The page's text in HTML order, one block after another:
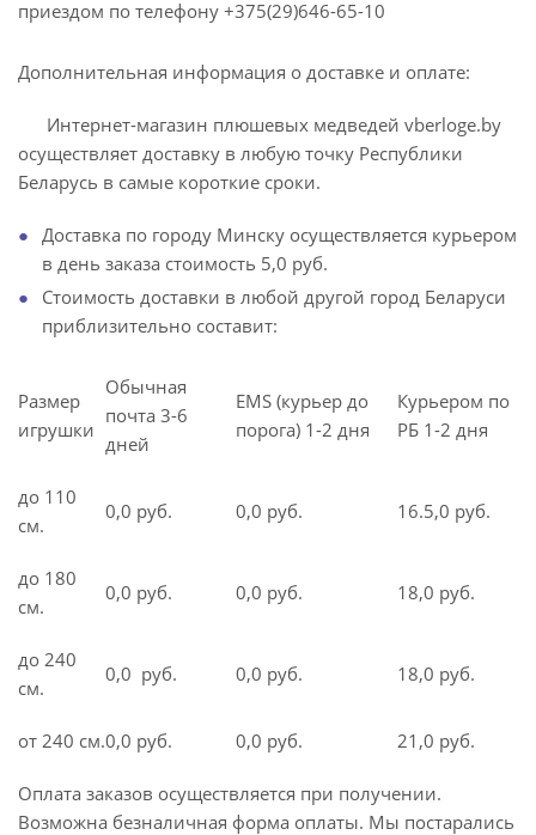
приездом по телефону +375(29)646-65-10
Дополнительная информация о доставке и оплате:
Интернет-магазин плюшевых медведей vberloge.by
осуществляет доставку в любую точку Республики
Беларусь в самые короткие сроки.
Доставка по городу Минску осуществляется курьером
в день заказа стоимость 5,0 руб.
Стоимость доставки в любой другой город Беларуси
приблизительно составит:
Размер
игрушки
Обычная
почта 3-6
дней
EMS (курьер до
порога) 1-2 дня
Курьером по
РБ 1-2 дня
до 110
см.
0,0 руб. 0,0 руб. 16.5,0 руб.
до 180
см.
0,0 руб. 0,0 руб. 18,0 руб.
до 240
см.
0,0 руб. 0,0 руб. 18,0 руб.
от 240 см.0,0 руб. 0,0 руб. 21,0 руб.
Оплата заказов осуществляется при получении.
Возможна безналичная форма оплаты. Мы постарались